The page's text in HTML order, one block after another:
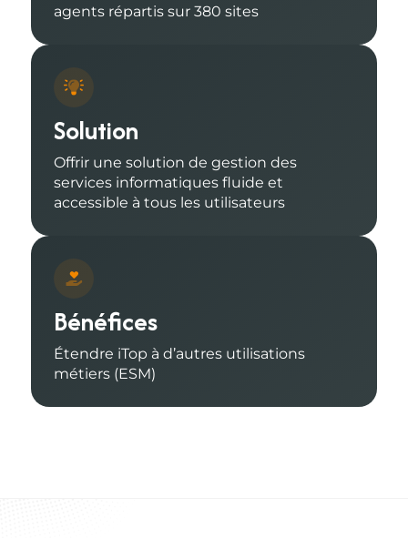
agents répartis sur 380 sites
Solution
Offrir une solution de gestion des
services informatiques fluide et
accessible à tous les utilisateurs
Bénéfices
Étendre iTop à d’autres utilisations
métiers (ESM)